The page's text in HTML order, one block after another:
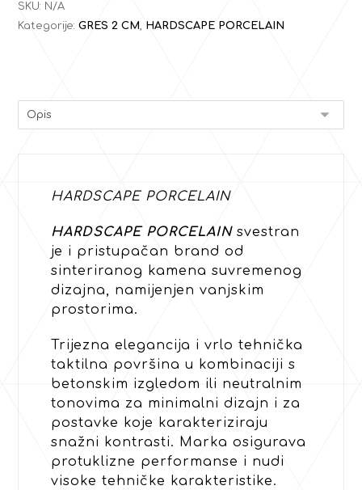
SKU: N/A
Kategorije:GRES 2 CM, HARDSCAPE PORCELAIN
HARDSCAPE PORCELAIN
HARDSCAPE PORCELAINsvestran
je i pristupačan brand od
sinteriranog kamena suvremenog
dizajna, namijenjen vanjskim
prostorima.
Trijezna elegancija i vrlo tehnička
taktilna površina u kombinaciji s
betonskim izgledom ili neutralnim
tonovima za minimalni dizajn i za
postavke koje karakteriziraju
snažni kontrasti. Marka osigurava
protuklizne performanse i nudi
visoke tehničke karakteristike.